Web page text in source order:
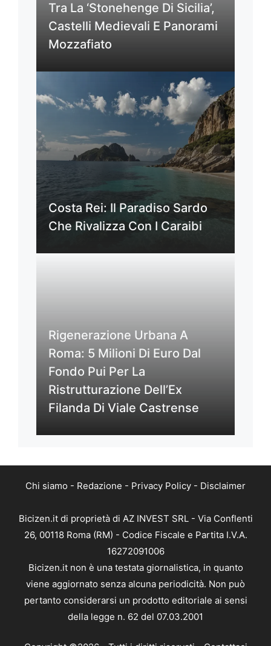
Tra La ‘Stonehenge Di Sicilia’,
Castelli Medievali E Panorami
Mozzafiato
Costa Rei: Il Paradiso Sardo
Che Rivalizza Con I Caraibi
Rigenerazione Urbana A
Roma: 5 Milioni Di Euro Dal
Fondo Pui Per La
Ristrutturazione Dell’Ex
Filanda Di Viale Castrense
Chi siamo - Redazione - Privacy Policy - Disclaimer
Bicizen.it di proprietà di AZ INVEST SRL - Via Conflenti
26, 00118 Roma (RM) - Codice Fiscale e Partita I.V.A.
16272091006
Bicizen.it non è una testata giornalistica, in quanto
viene aggiornato senza alcuna periodicità. Non può
pertanto considerarsi un prodotto editoriale ai sensi
della legge n. 62 del 07.03.2001